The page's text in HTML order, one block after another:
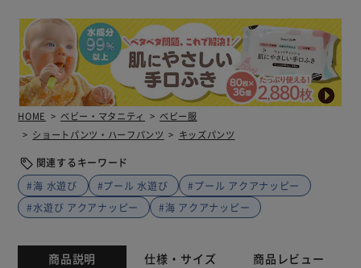
HOME ベビー・マタニティ
ベビー服
ショートパンツ・ハーフパンツ
キッズパンツ
関連するキーワード
#海 水遊び
#プール 水遊び
#プール アクアナッピー
#水遊び アクアナッピー
#海 アクアナッピー
商品説明 仕様・サイズ 商品レビュー